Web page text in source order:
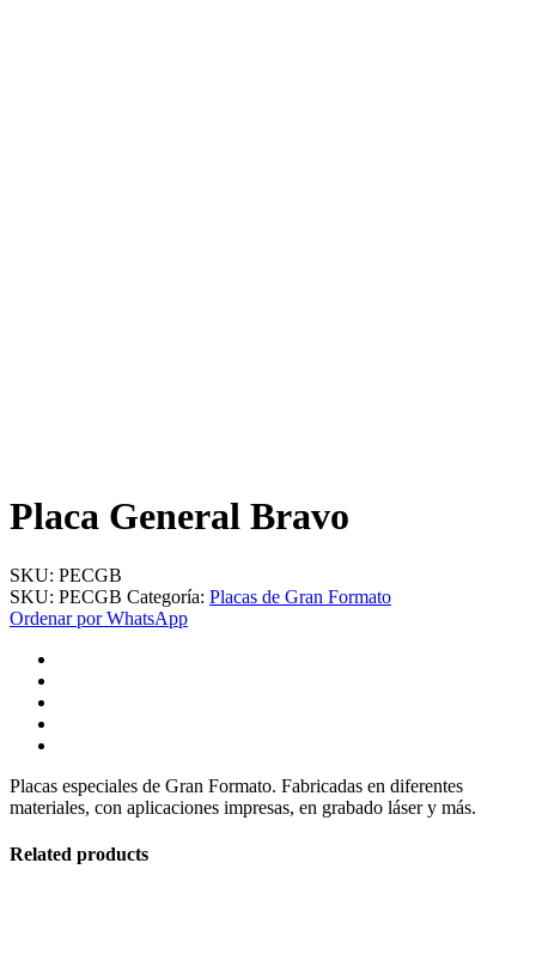
Placa General Bravo
SKU: PECGB
SKU: PECGB Categoría: Placas de Gran Formato
Ordenar por WhatsApp
Placas especiales de Gran Formato. Fabricadas en diferentes
materiales, con aplicaciones impresas, en grabado láser y más.
Related products